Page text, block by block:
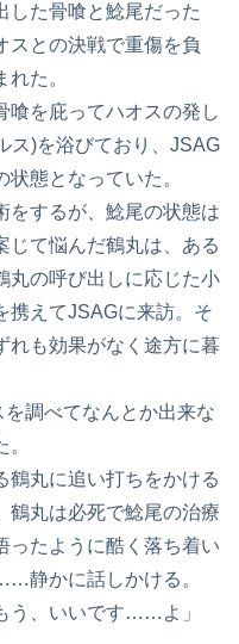
した骨喰と鯰尾だった
スとの決戦で重傷を負
た。
喰を庇ってハオスの発し
ス)を浴びており、JSAG
態となっていた。
をするが、鯰尾の状態は
じて悩んだ鶴丸は、ある
丸の呼び出しに応じた小
携えてJSAGに来訪。そ
れも効果がなく途方に暮
調べてなんとか出来な
鶴丸に追い打ちをかける
鶴丸は必死で鯰尾の治療
ったように酷く落ち着い
静かに話しかける。
、いいです……よ」